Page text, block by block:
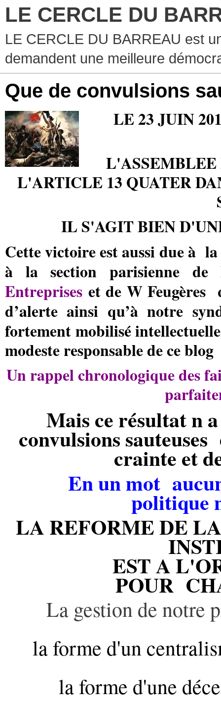
LE CERCLE DU
LE CERCLE DU BARREAU est
demandent une meilleure
Que de convulsions
LE 23 JUIN
L'ARTICLE 13 QUATER
IL S'AGIT BIEN
Cette victoire est aussi due à la
à la section parisienne de
Entreprises et de W Feugères
d’alerte ainsi qu’à notre
fortement mobilisé
modeste responsable de ce blog
Un rappel chronologique des
Mais ce résultat n
convulsions sauteuses
crainte et
En un mot
politique
LA REFORME DE
EST A
POUR
La gestion de notre
la forme d'un
la forme d'une